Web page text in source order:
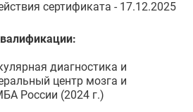
сертификата - 17.12.2025
диагностика и
центр мозга и
России (2024 г.)